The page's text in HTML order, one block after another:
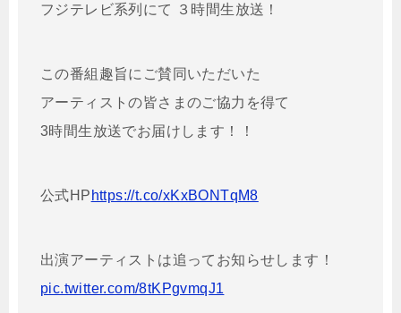
フジテレビ系列にて ３時間生放送！
この番組趣旨にご賛同いただいた
アーティストの皆さまのご協力を得て
3時間生放送でお届けします！！
公式HP https://t.co/xKxBONTqM8
出演アーティストは追ってお知らせします！
pic.twitter.com/8tKPgvmqJ1